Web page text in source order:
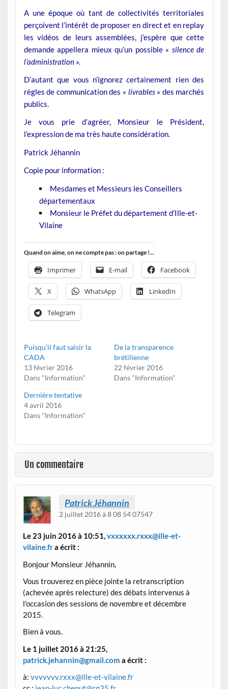
A une époque où tant de collectivités territoriales
perçoivent l’intérêt de proposer en direct et en replay
les vidéos de leurs assemblées, j’espère que cette
demande appellera mieux qu’un possible « silence de
l’administration ».
D’autant que vous n’ignorez certainement rien des
règles de communication des « livrables » des marchés
publics.
Je vous prie d’agréer, Monsieur le Président,
l’expression de ma très haute considération.
Patrick Jéhannin
Copie pour information :
Mesdames et Messieurs les Conseillers
départementaux
Monsieur le Préfet du département d’Ille-et-
Vilaine
Quand on aime, on ne compte pas : on partage !...
Imprimer E-mail Facebook
X WhatsApp LinkedIn
Telegram
Puisqu’il faut saisir la
CADA
13 février 2016
Dans "Information"
De la transparence
brétilienne
22 février 2016
Dans "Information"
Dernière tentative
4 avril 2016
Dans "Information"
Un commentaire
Patrick Jéhannin
2 juillet 2016 à 8 08 54 07547
Le 23 juin 2016 à 10:51,vxxxxxx.rxxx@ille-et-
vilaine.fra écrit :
Bonjour Monsieur Jéhannin,
Vous trouverez en pièce jointe la retranscription
(achevée après relecture) des débats intervenus à
l’occasion des sessions de novembre et décembre
2015.
Bien à vous.
Le 1 juillet 2016 à 21:25,
patrick.jehannin@gmail.com a écrit :
à:vvvvvvv.rxxx@ille-et-vilaine.fr